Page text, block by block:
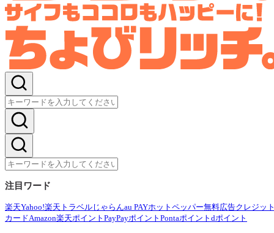
注目ワード
楽天Yahoo!楽天トラベル じゃらんau PAYホットペッパー無料広告クレジッ
カードAmazon楽天ポイント PayPayポイント Pontaポイント dポイント